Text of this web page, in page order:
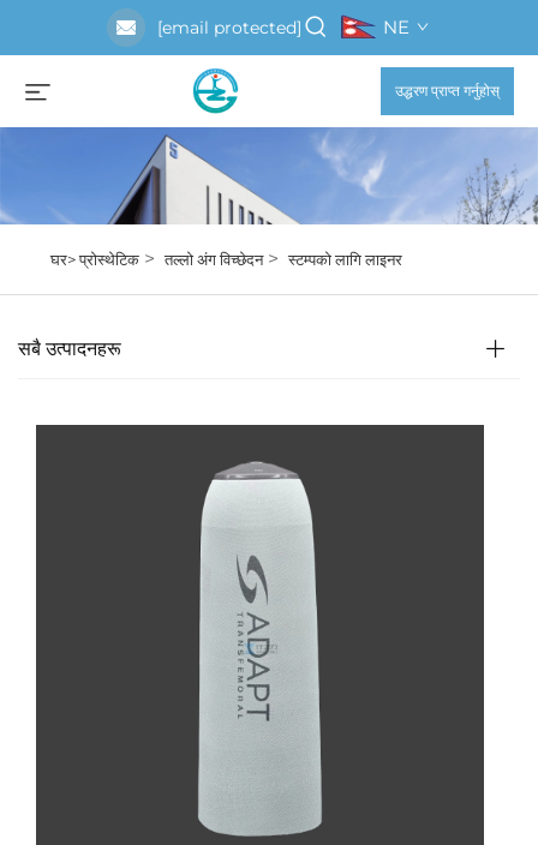
[email protected] NE
उद्धरण प्राप्त गर्नुहोस्
घर>प्रोस्थेटिक>तल्लो अंग विच्छेदन>स्टम्पको लागि लाइनर
सबै उत्पादनहरू